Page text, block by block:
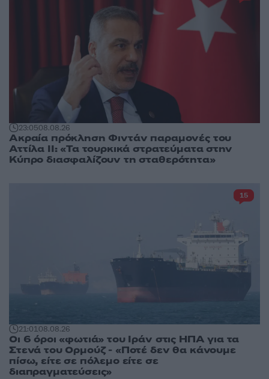
23:0508.08.26
Ακραία πρόκληση Φιντάν παραμονές του
Αττίλα ΙΙ: «Τα τουρκικά στρατεύματα στην
Κύπρο διασφαλίζουν τη σταθερότητα»
21:0108.08.26
Οι 6 όροι «φωτιά» του Ιράν στις ΗΠΑ για τα
Στενά του Ορμούζ - «Ποτέ δεν θα κάνουμε
πίσω, είτε σε πόλεμο είτε σε
διαπραγματεύσεις»
15